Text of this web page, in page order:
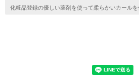
化粧品登録の優しい薬剤を使って柔らかいカールを